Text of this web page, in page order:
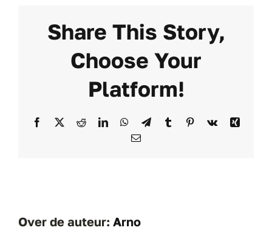
Share This Story,
Choose Your
Platform!
Facebook
X RedditLinkedInWhatsApp
TelegramTumblr Pinterest
Vk
Xing
E-
Over de auteur: Arno